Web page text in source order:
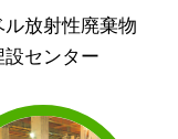
ル放射性廃棄物
設センター